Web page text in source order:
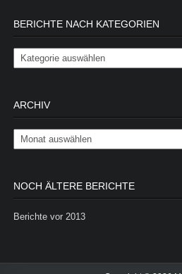
BERICHTE NACH KATEGORIEN
Berichte nach Kategorien
ARCHIV
Archiv
NOCH ÄLTERE BERICHTE
Berichte vor 2013